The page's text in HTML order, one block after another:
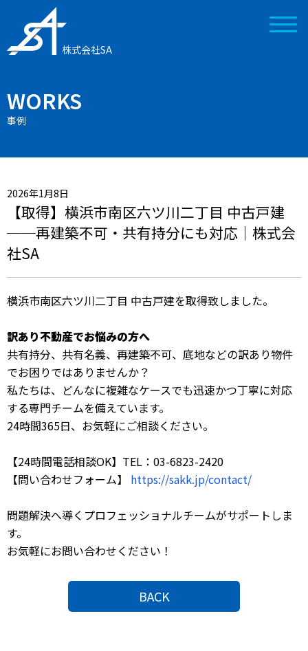
株式会社SA
WORKS
事例
2026年1月8日
【取得】横浜市南区六ツ川二丁目 中古戸建
──再建築不可・共有持分にも対応｜株式会
社SA
横浜市南区六ツ川二丁目 中古戸建を取得致しました。
訳あり不動産でお悩みの方へ
共有持分、共有名義、再建築不可、底地などの訳あり物件
でお困りではありませんか？
私たちは、どんなに複雑なケースでも迅速かつ丁寧に対応
する専門チームを備えています。
24時間365日、お気軽にご相談ください。
【24時間電話相談OK】TEL：03-6823-2420
【問い合わせフォーム】 https://sakk.jp/contact/
問題解決へ導くプロフェッショナルチームがサポートしま
す。
お気軽にお問い合わせください！
BACK